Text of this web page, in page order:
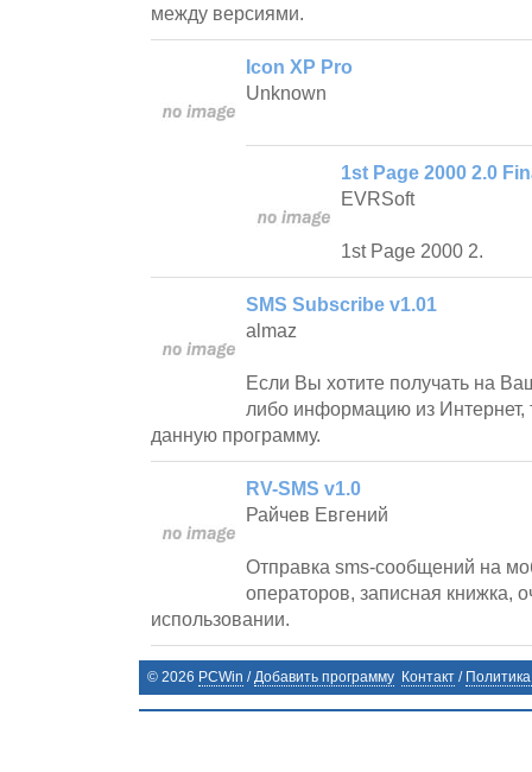
между версиями.
Icon XP Pro
Unknown
1st Page 2000 2.0
EVRSoft
1st Page 2000 2.
SMS Subscribe v1.01
almaz
Если Вы хотите получать на
либо информацию из Интернет,
данную программу.
RV-SMS v1.0
Райчев Евгений
Отправка sms-сообщений на
операторов, записная книжка,
использовании.
© 2026 PCWin /Добавить программу Контакт /